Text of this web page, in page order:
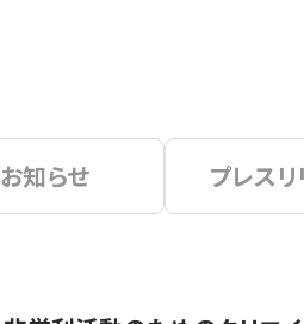
お知らせ プレスリ